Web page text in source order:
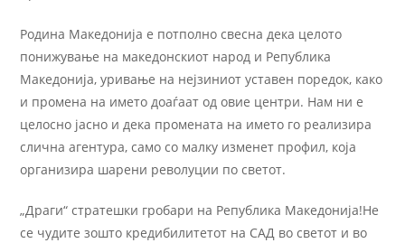
Родина Македонија е потполно свесна дека целото
понижување на македонскиот народ и Република
Македонија, уривање на нејзиниот уставен поредок, како
и промена на името доаѓаат од овие центри. Нам ни е
целосно јасно и дека промената на името го реализира
слична агентура, само со малку изменет профил, која
организира шарени револуции по светот.
„Драги“ стратешки гробари на Република Македонија!Не
се чудите зошто кредибилитетот на САД во светот и во